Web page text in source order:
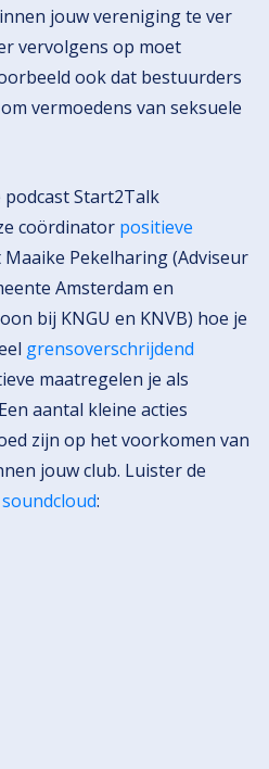
jouw vereniging te ver
vervolgens op moet
ook dat bestuurders
vermoedens van seksuele
podcast Start2Talk
coördinator positieve
Maaike Pekelharing (Adviseur
Amsterdam en
bij KNGU en KNVB) hoe je
grensoverschrijdend
maatregelen je als
aantal kleine acties
zijn op het voorkomen van
jouw club. Luister de
soundcloud: